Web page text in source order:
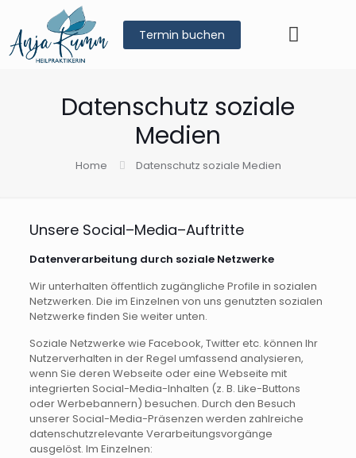
Termin buchen
Datenschutz soziale
Medien
Home Datenschutz soziale Medien
Unsere Social–Media–Auftritte
Datenverarbeitung durch soziale Netzwerke
Wir unterhalten öffentlich zugängliche Profile in sozialen
Netzwerken. Die im Einzelnen von uns genutzten sozialen
Netzwerke finden Sie weiter unten.
Soziale Netzwerke wie Facebook, Twitter etc. können Ihr
Nutzerverhalten in der Regel umfassend analysieren,
wenn Sie deren Webseite oder eine Webseite mit
integrierten Social-Media-Inhalten (z. B. Like-Buttons
oder Werbebannern) besuchen. Durch den Besuch
unserer Social-Media-Präsenzen werden zahlreiche
datenschutzrelevante Verarbeitungsvorgänge
ausgelöst. Im Einzelnen: